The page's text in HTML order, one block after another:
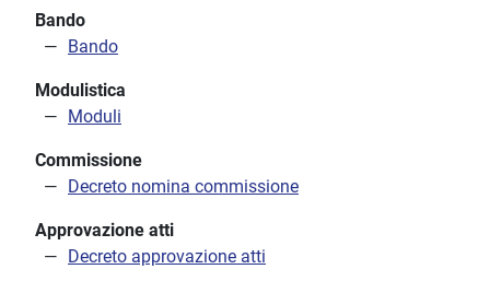
Bando
Bando
Modulistica
Moduli
Commissione
Decreto nomina commissione
Approvazione atti
Decreto approvazione atti